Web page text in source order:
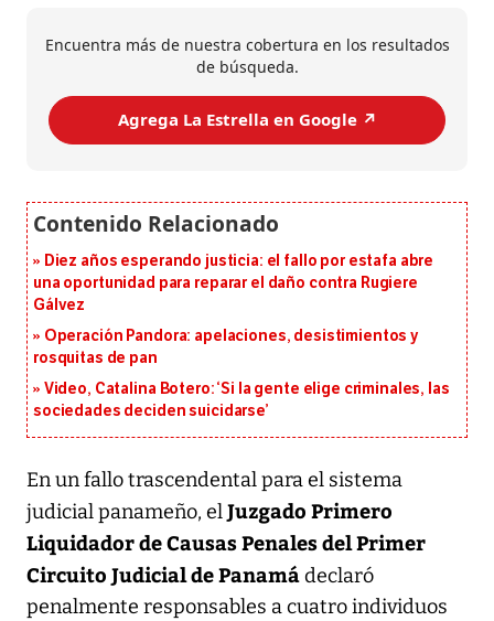
Encuentra más de nuestra cobertura en los resultados
de búsqueda.
Agrega La Estrella en Google ↗️
Diez años esperando justicia: el fallo por estafa abre
una oportunidad para reparar el daño contra Rugiere
Gálvez
Operación Pandora: apelaciones, desistimientos y
rosquitas de pan
Video, Catalina Botero: ‘Si la gente elige criminales, las
sociedades deciden suicidarse’
En un fallo trascendental para el sistema
judicial panameño, elJuzgado Primero
Liquidador de Causas Penales del Primer
Circuito Judicial de Panamádeclaró
penalmente responsables a cuatro individuos